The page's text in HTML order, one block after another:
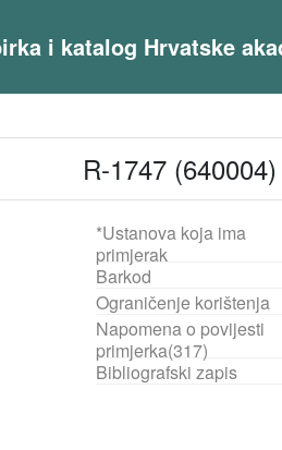
i katalog Hrvatske
R-1747
*Ustanova koja ima
primjerak
Barkod
Ograničenje korištenja
Napomena o povijesti
primjerka(317)
Bibliografski zapis